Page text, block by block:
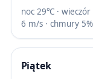
noc 29℃ ·
6 m/s · chmury 5%
Piątek